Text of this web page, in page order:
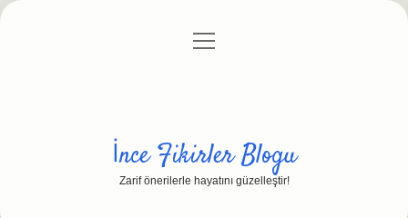
Gizlilik Politikası
menüyü
İnce Fikirler Blogu
Zarif önerilerle hayatını güzelleştir!